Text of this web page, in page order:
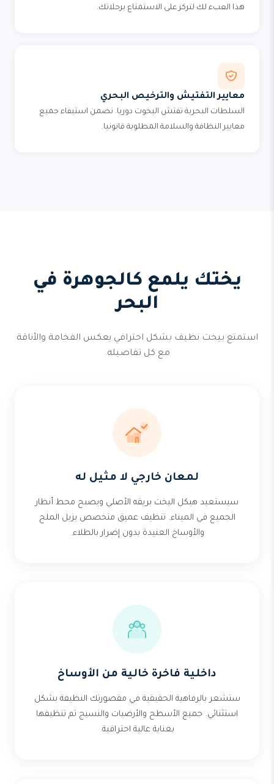
هذا العبء لك لتركز على الاستمتاع برحلاتك.
معايير التفتيش والترخيص البحري
السلطات البحرية تفتش اليخوت دوريا. نضمن استيفاء جميع
معايير النظافة والسلامة المطلوبة قانونيا.
يختك يلمع كالجوهرة في
البحر
استمتع بيخت نظيف بشكل احترافي يعكس الفخامة والأناقة
مع كل تفاصيله.
لمعان خارجي لا مثيل له
سيستعيد هيكل اليخت بريقه الأصلي ويصبح محط أنظار
الجميع في الميناء. تنظيف عميق متخصص يزيل الملح
والأوساخ العنيدة بدون إضرار بالطلاء.
داخلية فاخرة خالية من الأوساخ
ستشعر بالرفاهية الحقيقية في مقصورتك النظيفة بشكل
استثنائي. جميع الأسطح والأرضيات والنسيج تم تنظيفها
بعناية عالية احترافية.